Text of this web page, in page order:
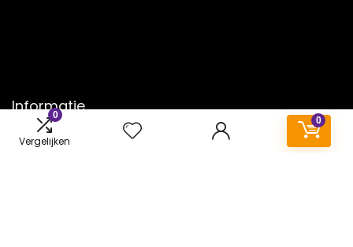
0
Vergelijken
0
Informatie
Contact